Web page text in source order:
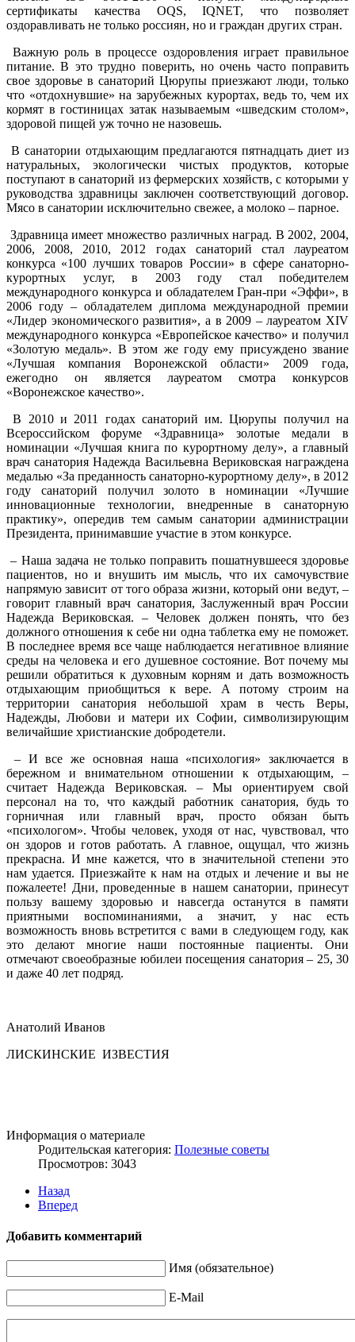
сертификаты качества OQS, IQNET, что позволяет
оздоравливать не только россиян, но и граждан других стран.
Важную роль в процессе оздоровления играет правильное
питание. В это трудно поверить, но очень часто поправить
свое здоровье в санаторий Цюрупы приезжают люди, только
что «отдохнувшие» на зарубежных курортах, ведь то, чем их
кормят в гостиницах затак называемым «шведским столом»,
здоровой пищей уж точно не назовешь.
В санатории отдыхающим предлагаются пятнадцать диет из
натуральных, экологически чистых продуктов, которые
поступают в санаторий из фермерских хозяйств, с которыми у
руководства здравницы заключен соответствующий договор.
Мясо в санатории исключительно свежее, а молоко – парное.
Здравница имеет множество различных наград. В 2002, 2004,
2006, 2008, 2010, 2012 годах санаторий стал лауреатом
конкурса «100 лучших товаров России» в сфере санаторно-
курортных услуг, в 2003 году стал победителем
международного конкурса и обладателем Гран-при «Эффи», в
2006 году – обладателем диплома международной премии
«Лидер экономического развития», а в 2009 – лауреатом XIV
международного конкурса «Европейское качество» и получил
«Золотую медаль». В этом же году ему присуждено звание
«Лучшая компания Воронежской области» 2009 года,
ежегодно он является лауреатом смотра конкурсов
«Воронежское качество».
В 2010 и 2011 годах санаторий им. Цюрупы получил на
Всероссийском форуме «Здравница» золотые медали в
номинации «Лучшая книга по курортному делу», а главный
врач санатория Надежда Васильевна Вериковская награждена
медалью «За преданность санаторно-курортному делу», в 2012
году санаторий получил золото в номинации «Лучшие
инновационные технологии, внедренные в санаторную
практику», опередив тем самым санатории администрации
Президента, принимавшие участие в этом конкурсе.
– Наша задача не только поправить пошатнувшееся здоровье
пациентов, но и внушить им мысль, что их самочувствие
напрямую зависит от того образа жизни, который они ведут, –
говорит главный врач санатория, Заслуженный врач России
Надежда Вериковская. – Человек должен понять, что без
должного отношения к себе ни одна таблетка ему не поможет.
В последнее время все чаще наблюдается негативное влияние
среды на человека и его душевное состояние. Вот почему мы
решили обратиться к духовным корням и дать возможность
отдыхающим приобщиться к вере. А потому строим на
территории санатория небольшой храм в честь Веры,
Надежды, Любови и матери их Софии, символизирующим
величайшие христианские добродетели.
– И все же основная наша «психология» заключается в
бережном и внимательном отношении к отдыхающим, –
считает Надежда Вериковская. – Мы ориентируем свой
персонал на то, что каждый работник санатория, будь то
горничная или главный врач, просто обязан быть
«психологом». Чтобы человек, уходя от нас, чувствовал, что
он здоров и готов работать. А главное, ощущал, что жизнь
прекрасна. И мне кажется, что в значительной степени это
нам удается. Приезжайте к нам на отдых и лечение и вы не
пожалеете! Дни, проведенные в нашем санатории, принесут
пользу вашему здоровью и навсегда останутся в памяти
приятными воспоминаниями, а значит, у нас есть
возможность вновь встретится с вами в следующем году, как
это делают многие наши постоянные пациенты. Они
отмечают своеобразные юбилеи посещения санатория – 25, 30
и даже 40 лет подряд.
Анатолий Иванов
ЛИСКИНСКИЕ ИЗВЕСТИЯ
Информация о материале
Родительская категория: Полезные советы
Просмотров: 3043
Назад
Вперед
Добавить комментарий
Имя (обязательное)
E-Mail